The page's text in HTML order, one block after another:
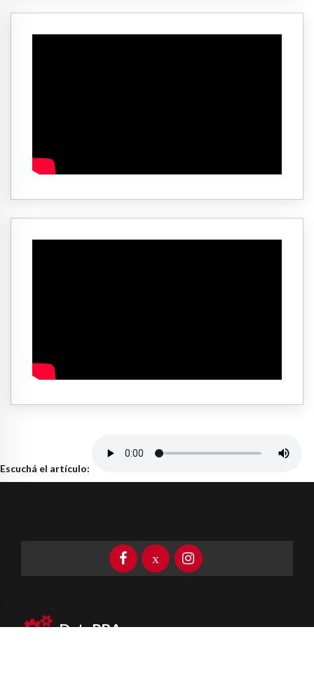
Escuchá el artículo:
DataPBA